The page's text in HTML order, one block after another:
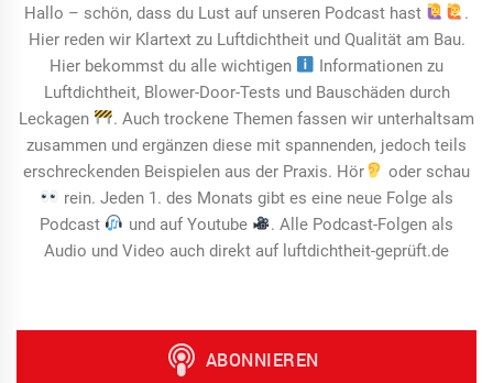
Hallo – schön, dass du Lust auf unseren Podcast hast
.
Hier reden wir Klartext zu Luftdichtheit und Qualität am Bau.
Hier bekommst du alle wichtigen
Informationen zu
Luftdichtheit, Blower-Door-Tests und Bauschäden durch
Leckagen
. Auch trockene Themen fassen wir unterhaltsam
zusammen und ergänzen diese mit spannenden, jedoch teils
erschreckenden Beispielen aus der Praxis. Hör
oder schau
rein. Jeden 1. des Monats gibt es eine neue Folge als
Podcast
und auf Youtube
. Alle Podcast-Folgen als
Audio und Video auch direkt auf luftdichtheit-geprüft.de